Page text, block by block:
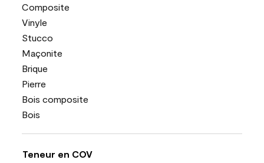
Composite
Vinyle
Stucco
Maçonite
Brique
Pierre
Bois composite
Bois
Teneur en COV